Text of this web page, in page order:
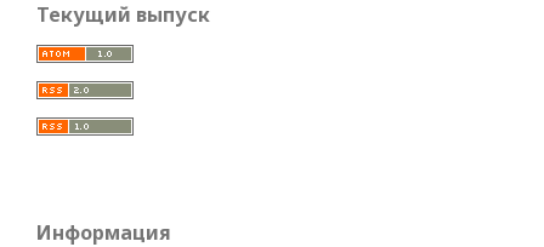
Текущий выпуск
Информация